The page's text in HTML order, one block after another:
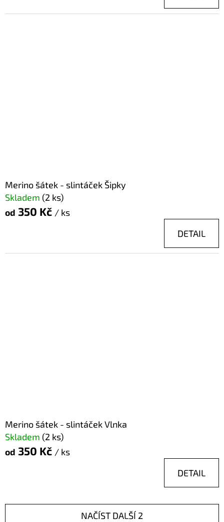
Merino šátek - slintáček Šipky
Skladem (2 ks)
od 350 Kč / ks
DETAIL
Merino šátek - slintáček Vlnka
Skladem (2 ks)
od 350 Kč / ks
DETAIL
NAČÍST DALŠÍ 2